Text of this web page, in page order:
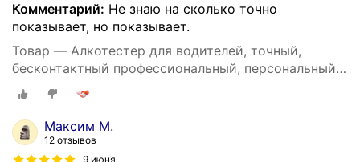
Комментарий: Не знаю на сколько точно
показывает, но показывает.
Товар — Алкотестер для водителей, точный,
бесконтактный профессиональный, персональный
DG shop
Максим М.
12 отзывов
9 июня